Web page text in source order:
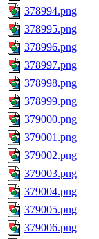
378994.png
378995.png
378996.png
378997.png
378998.png
378999.png
379000.png
379001.png
379002.png
379003.png
379004.png
379005.png
379006.png